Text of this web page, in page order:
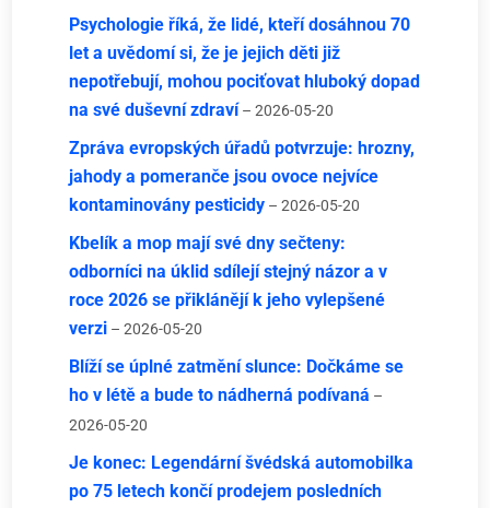
Psychologie říká, že lidé, kteří dosáhnou 70
let a uvědomí si, že je jejich děti již
nepotřebují, mohou pociťovat hluboký dopad
na své duševní zdraví – 2026-05-20
Zpráva evropských úřadů potvrzuje: hrozny,
jahody a pomeranče jsou ovoce nejvíce
kontaminovány pesticidy – 2026-05-20
Kbelík a mop mají své dny sečteny:
odborníci na úklid sdílejí stejný názor a v
roce 2026 se přiklánějí k jeho vylepšené
verzi – 2026-05-20
Blíží se úplné zatmění slunce: Dočkáme se
ho v létě a bude to nádherná podívaná –
2026-05-20
Je konec: Legendární švédská automobilka
po 75 letech končí prodejem posledních